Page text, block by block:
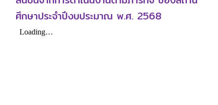
ศึกษาประจำปีงบประมาณ พ.ศ. 2568